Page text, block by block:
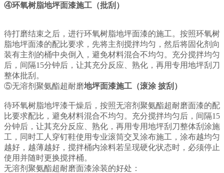
④环氧树脂地坪面漆施工（批刮）
待打磨结束之后，进行环氧树脂地坪面漆的施工。按照环氧树
脂地坪面漆的配比要求，先将主剂搅拌均匀，然后将固化剂向
装有主剂的桶中央倒入，避免材料混合不均匀。充分搅拌均匀
后，间隔15分钟后，让其充分反应、熟化，再用专用地坪刮刀
整体批刮。
⑤无溶剂聚氨酯超耐磨地坪面漆施工（滚涂 披刮 ）
待环氧树脂地坪漆干燥后，按照无溶剂聚氨酯超耐磨面漆的配
比要求配比， 避免材料混合不均匀。充分搅拌均匀后，间隔15
分钟后，让其充分反应、熟化，再用专用地坪刮刀整体刮涂施
工 ，同时工人穿钉鞋使用专业滚筒交叉涂布施工， 涂布越均匀
越好，越薄越好， 搅拌桶内涂料若呈现硬化状态时，必须停止
使用并随时更换搅拌桶。
无溶剂聚氨酯超耐磨面漆涂装的好处：